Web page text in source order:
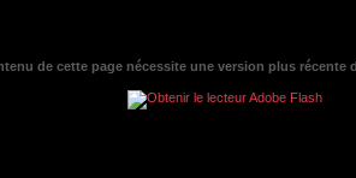
de cette page nécessite une version plus récente